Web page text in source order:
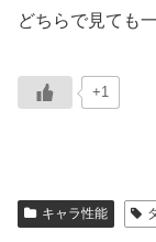
どちらで見ても
+1
キャラ性能